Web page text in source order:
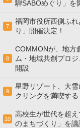
騨SABOめぐり」を
7
福岡市役所西側ふ
り」開催決定！
8
COMMONが、地方
ム・地域共創プロ
開設
9
星野リゾート、大
クリングを満喫す
10
高校⽣が世代を超え
のまちづくり」を議